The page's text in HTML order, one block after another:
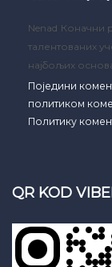
Nenad Коначни
талентованих
најбољих
Поједини
политиком
Политику
QR KOD